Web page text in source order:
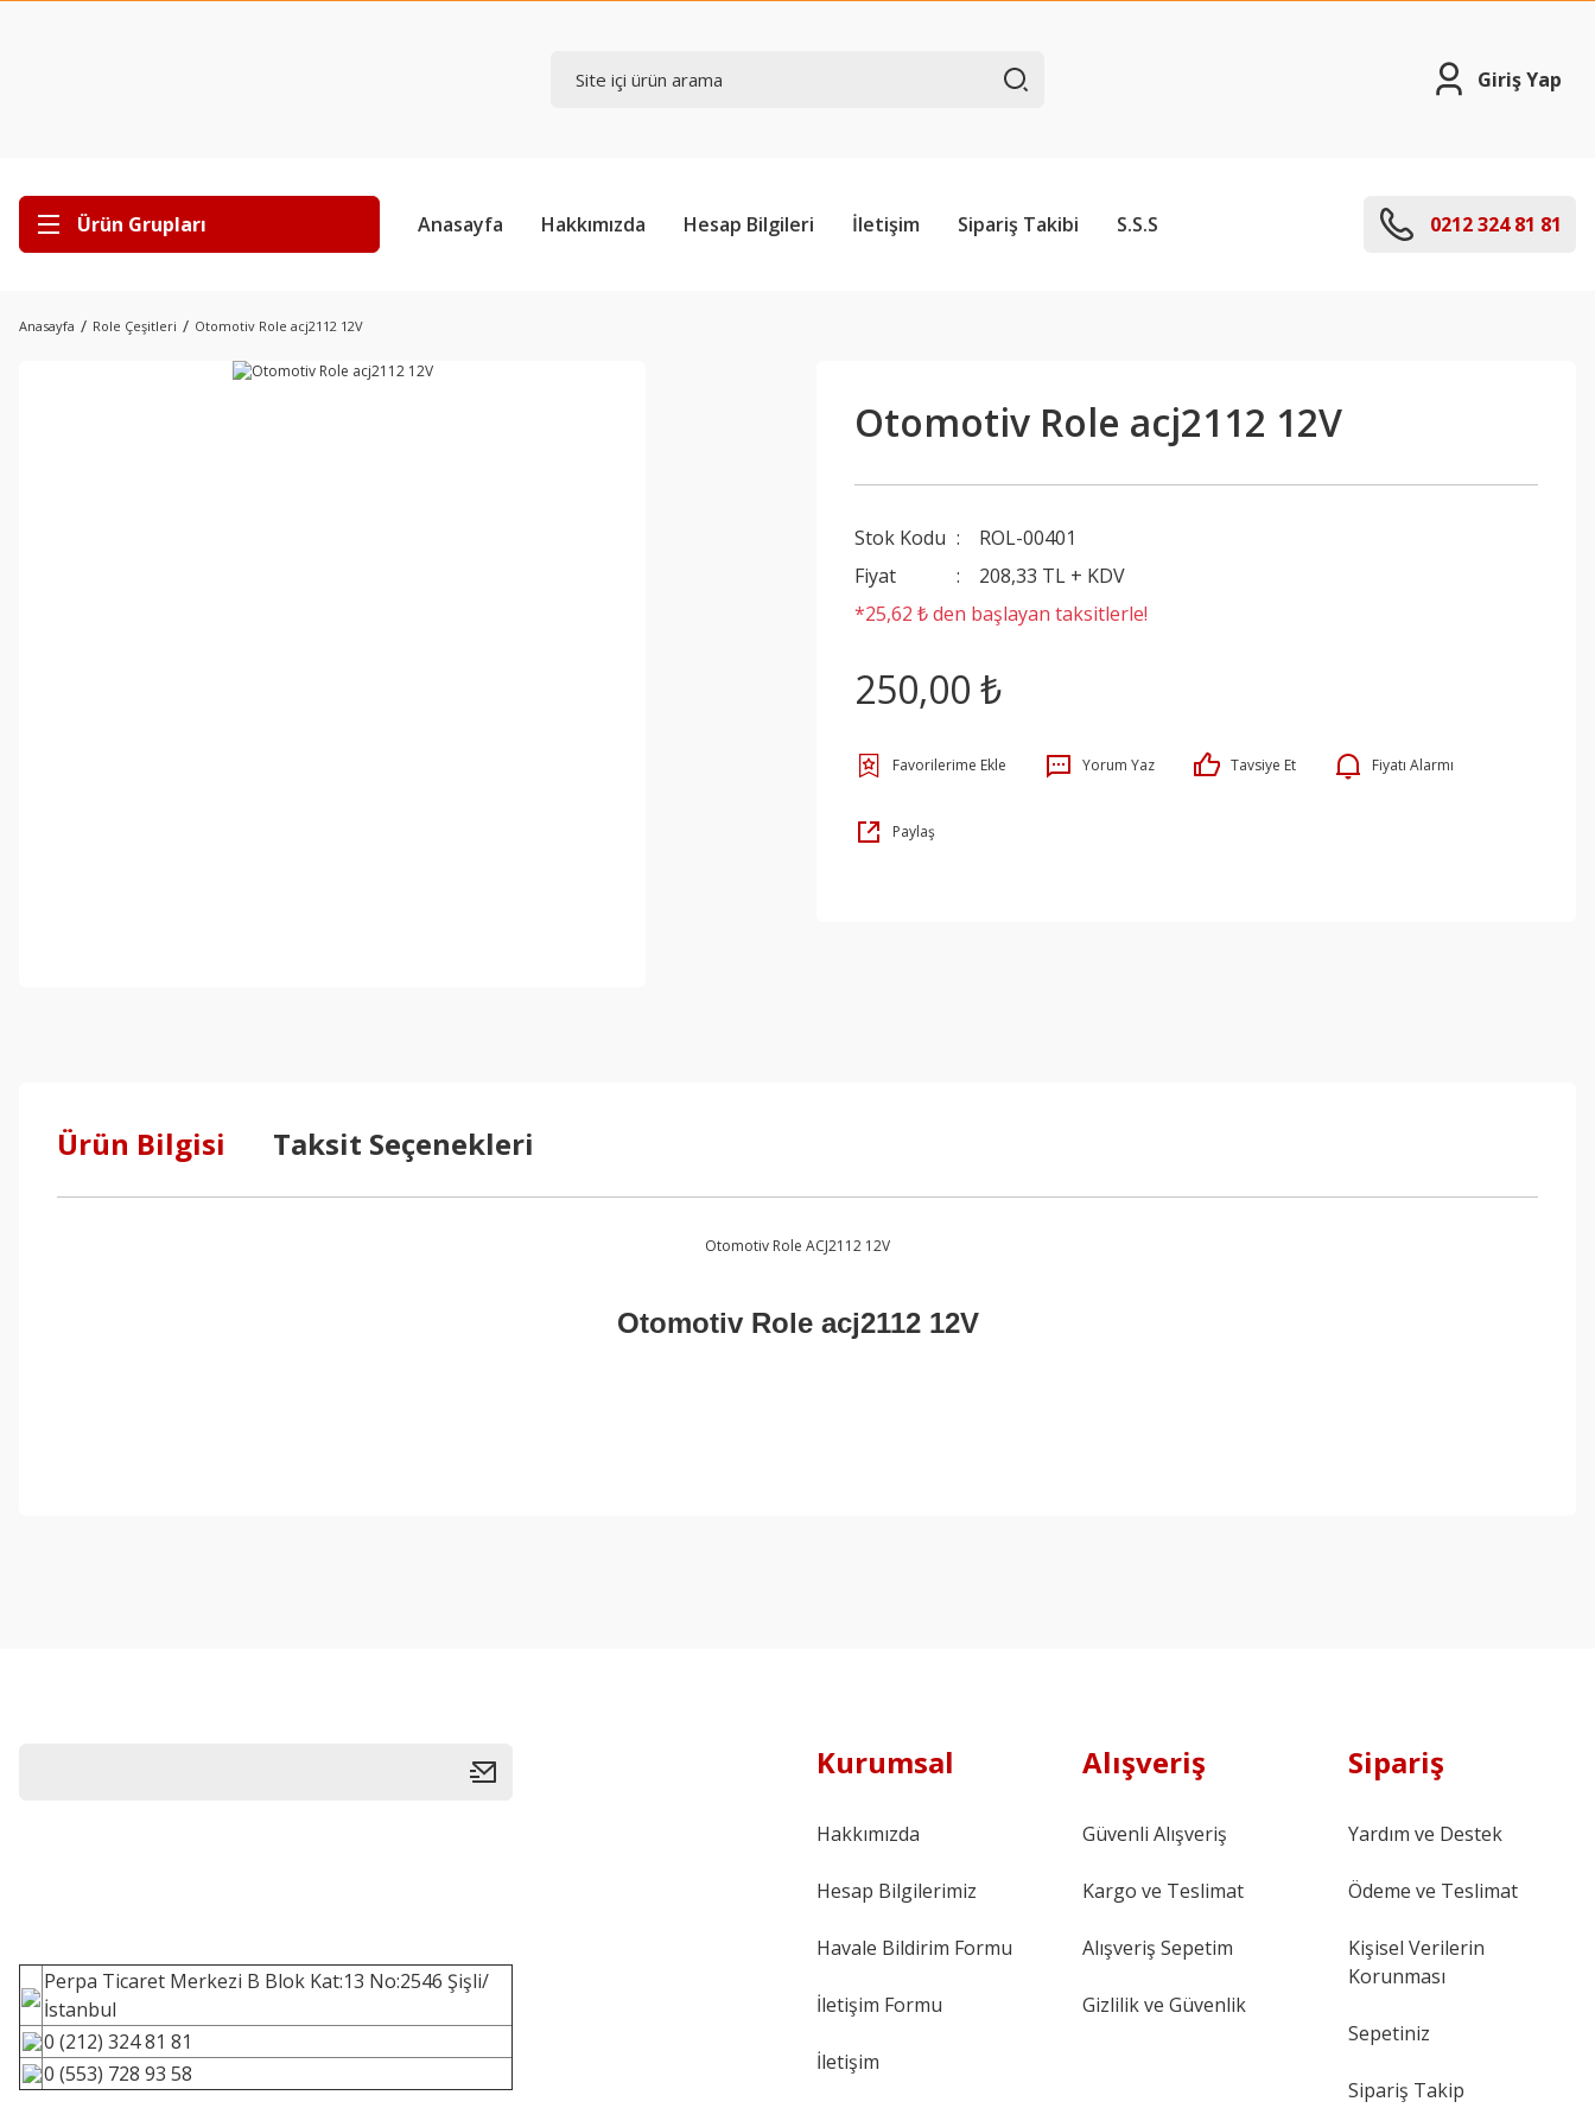
Giriş Yap
Ürün Grupları Anasayfa Hakkımızda Hesap Bilgileri İletişim Sipariş Takibi S.S.S 0212 324 81 81
Anasayfa Role Çeşitleri Otomotiv Role acj2112 12V
Otomotiv Role acj2112 12V
Stok Kodu
ROL-00401
Fiyat
208,33 TL + KDV
*25,62 ₺ den başlayan taksitlerle!
250,00 ₺
Yorum Yaz Tavsiye Et Fiyatı Alarmı
Paylaş
Ürün Bilgisi Taksit Seçenekleri
Otomotiv Role ACJ2112 12V
Otomotiv Role acj2112 12V
Perpa Ticaret Merkezi B Blok Kat:13 No:2546 Şişli/
İstanbul
0 (212) 324 81 81
0 (553) 728 93 58
Kurumsal
Hakkımızda
Hesap Bilgilerimiz
Havale Bildirim Formu
İletişim Formu
İletişim
Alışveriş
Güvenli Alışveriş
Kargo ve Teslimat
Alışveriş Sepetim
Gizlilik ve Güvenlik
Sipariş
Yardım ve Destek
Ödeme ve Teslimat
Kişisel Verilerin
Korunması
Sepetiniz
Sipariş Takip